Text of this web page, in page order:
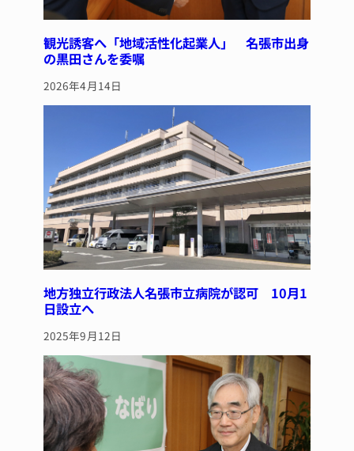
観光誘客へ「地域活性化起業人」 名張市出身
の黒田さんを委嘱
2026年4月14日
地方独立行政法人名張市立病院が認可 10月1
日設立へ
2025年9月12日